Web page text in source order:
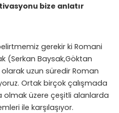
bize anlatır
gerekir ki Romani
(Serkan Baysak,Göktan
olarak uzun süredir Roman
Ortak birçok çalışmada
olmak üzere çeşitli alanlarda
ile karşılaşıyor.